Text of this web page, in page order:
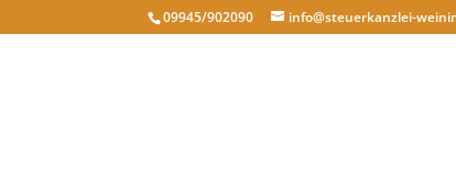
09945/902090 info@steuerkanzlei-